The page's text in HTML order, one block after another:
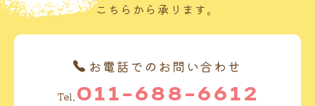
こちらから承ります。
お電話でのお問い合わせ
Tel. 011-688-6612